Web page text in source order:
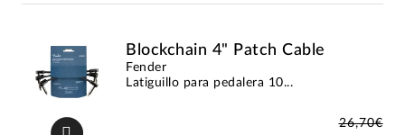
Blockchain 4" Patch Cable
Fender
Latiguillo para pedalera 10...
26,70€